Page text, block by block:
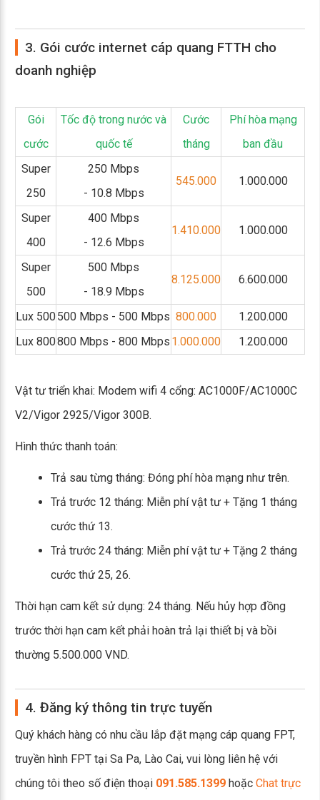
3. Gói cước internet cáp quang FTTH cho
doanh nghiệp
Gói
cước
Tốc độ trong nước và
quốc tế
Cước
tháng
Phí hòa mạng
ban đầu
Super
250
250 Mbps
- 10.8 Mbps
545.000 1.000.000
Super
400
400 Mbps
- 12.6 Mbps
1.410.000 1.000.000
Super
500
500 Mbps
- 18.9 Mbps
8.125.000 6.600.000
Lux 500500 Mbps - 500 Mbps 800.000
1.200.000
Lux 800800 Mbps - 800 Mbps 1.000.000 1.200.000
Vật tư triển khai: Modem wifi 4 cổng: AC1000F/AC1000C
V2/Vigor 2925/Vigor 300B.
Hình thức thanh toán:
Trả sau từng tháng: Đóng phí hòa mạng như trên.
Trả trước 12 tháng: Miễn phí vật tư + Tặng 1 tháng
cước thứ 13.
Trả trước 24 tháng: Miễn phí vật tư + Tặng 2 tháng
cước thứ 25, 26.
Thời hạn cam kết sử dụng: 24 tháng. Nếu hủy hợp đồng
trước thời hạn cam kết phải hoàn trả lại thiết bị và bồi
thường 5.500.000 VND.
4. Đăng ký thông tin trực tuyến
Quý khách hàng có nhu cầu lắp đặt mạng cáp quang FPT,
truyền hình FPT tại Sa Pa, Lào Cai, vui lòng liên hệ với
chúng tôi theo số điện thoại 091.585.1399 hoặc Chat trực